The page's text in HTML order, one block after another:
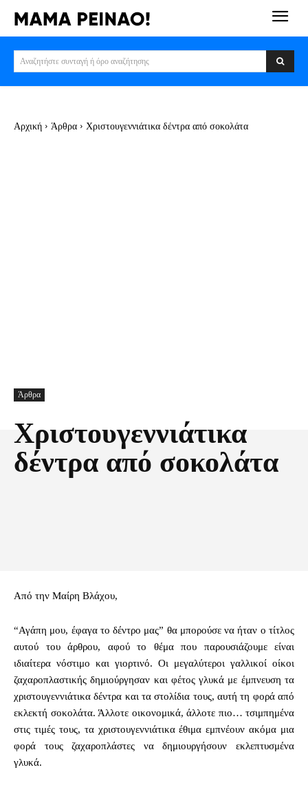
Αναζητήστε συνταγή ή όρο αναζήτησης
Αρχική Άρθρα Χριστουγεννιάτικα δέντρα από σοκολάτα
Άρθρα
Χριστουγεννιάτικα
δέντρα από σοκολάτα
Από την Μαίρη Βλάχου,
“Αγάπη μου, έφαγα το δέντρο μας” θα μπορούσε να ήταν ο τίτλος
αυτού του άρθρου, αφού το θέμα που παρουσιάζουμε είναι
ιδιαίτερα νόστιμο και γιορτινό. Οι μεγαλύτεροι γαλλικοί οίκοι
ζαχαροπλαστικής δημιούργησαν και φέτος γλυκά με έμπνευση τα
χριστουγεννιάτικα δέντρα και τα στολίδια τους, αυτή τη φορά από
εκλεκτή σοκολάτα. Άλλοτε οικονομικά, άλλοτε πιο… τσιμπημένα
στις τιμές τους, τα χριστουγεννιάτικα έθιμα εμπνέουν ακόμα μια
φορά τους ζαχαροπλάστες να δημιουργήσουν εκλεπτυσμένα
γλυκά.